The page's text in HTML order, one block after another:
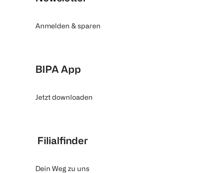
Anmelden & sparen
BIPA App
Jetzt downloaden
Filialfinder
Dein Weg zu uns